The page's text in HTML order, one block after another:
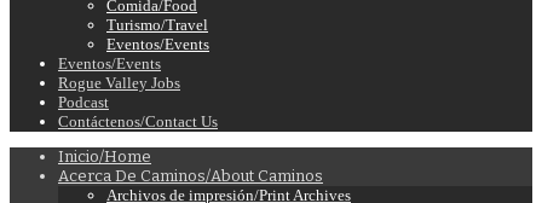
Comida/Food
Turismo/Travel
Eventos/Events
Eventos/Events
Rogue Valley Jobs
Podcast
Contáctenos/Contact Us
Inicio/Home
Acerca De Caminos/About Caminos
Archivos de impresión/Print Archives